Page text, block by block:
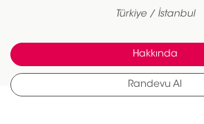
Türkiye / İstanbul
Hakkında
Randevu Al